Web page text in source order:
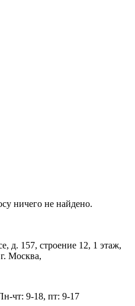
ничего не найдено.
д. 157, строение 12, 1 этаж,
г. Москва,
чт: 9-18, пт: 9-17